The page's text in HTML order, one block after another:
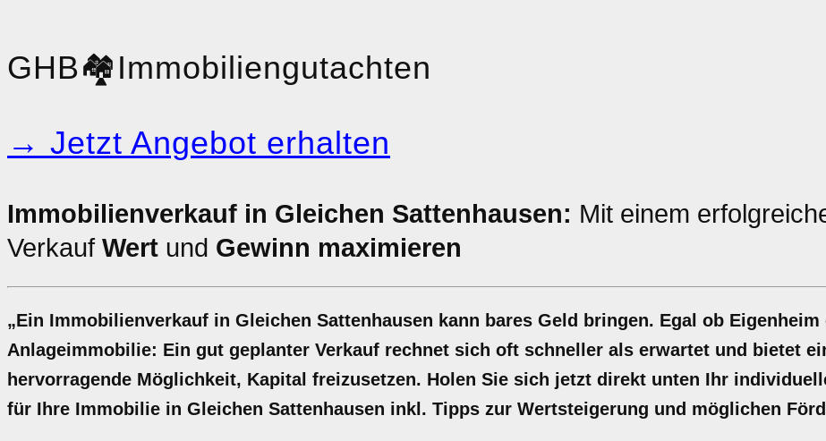
GHB🏘️Immobiliengutachten
→ Jetzt Angebot erhalten
Immobilienverkauf in Gleichen Sattenhausen: Mit einem
Verkauf Wert und Gewinn maximieren
„Ein Immobilienverkauf in Gleichen Sattenhausen kann bares Geld bringen. Egal ob Eigenheim
Anlageimmobilie: Ein gut geplanter Verkauf rechnet sich oft schneller als erwartet und bietet
hervorragende Möglichkeit, Kapital freizusetzen. Holen Sie sich jetzt direkt unten Ihr
für Ihre Immobilie in Gleichen Sattenhausen inkl. Tipps zur Wertsteigerung und möglichen